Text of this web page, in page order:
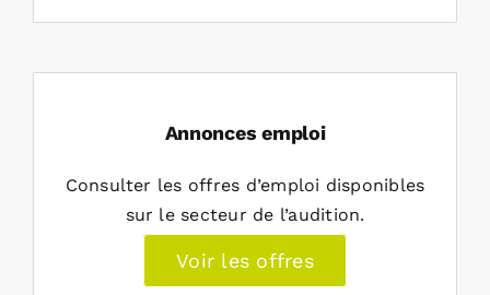
Annonces emploi
Consulter les offres d’emploi disponibles
sur le secteur de l’audition.
Voir les offres